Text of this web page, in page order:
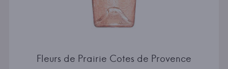
Fleurs de Prairie Cotes de Provence